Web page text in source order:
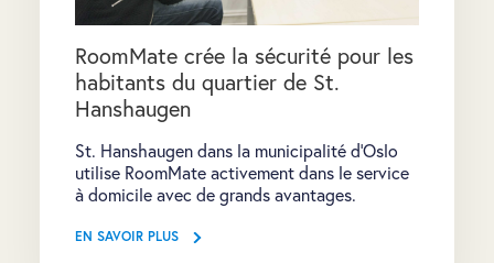
RoomMate crée la sécurité pour les
habitants du quartier de St.
Hanshaugen
St. Hanshaugen dans la municipalité d'Oslo
utilise RoomMate activement dans le service
à domicile avec de grands avantages.
EN SAVOIR PLUS